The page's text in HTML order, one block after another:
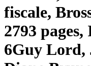
fiscale,
2793
6Guy Lord,